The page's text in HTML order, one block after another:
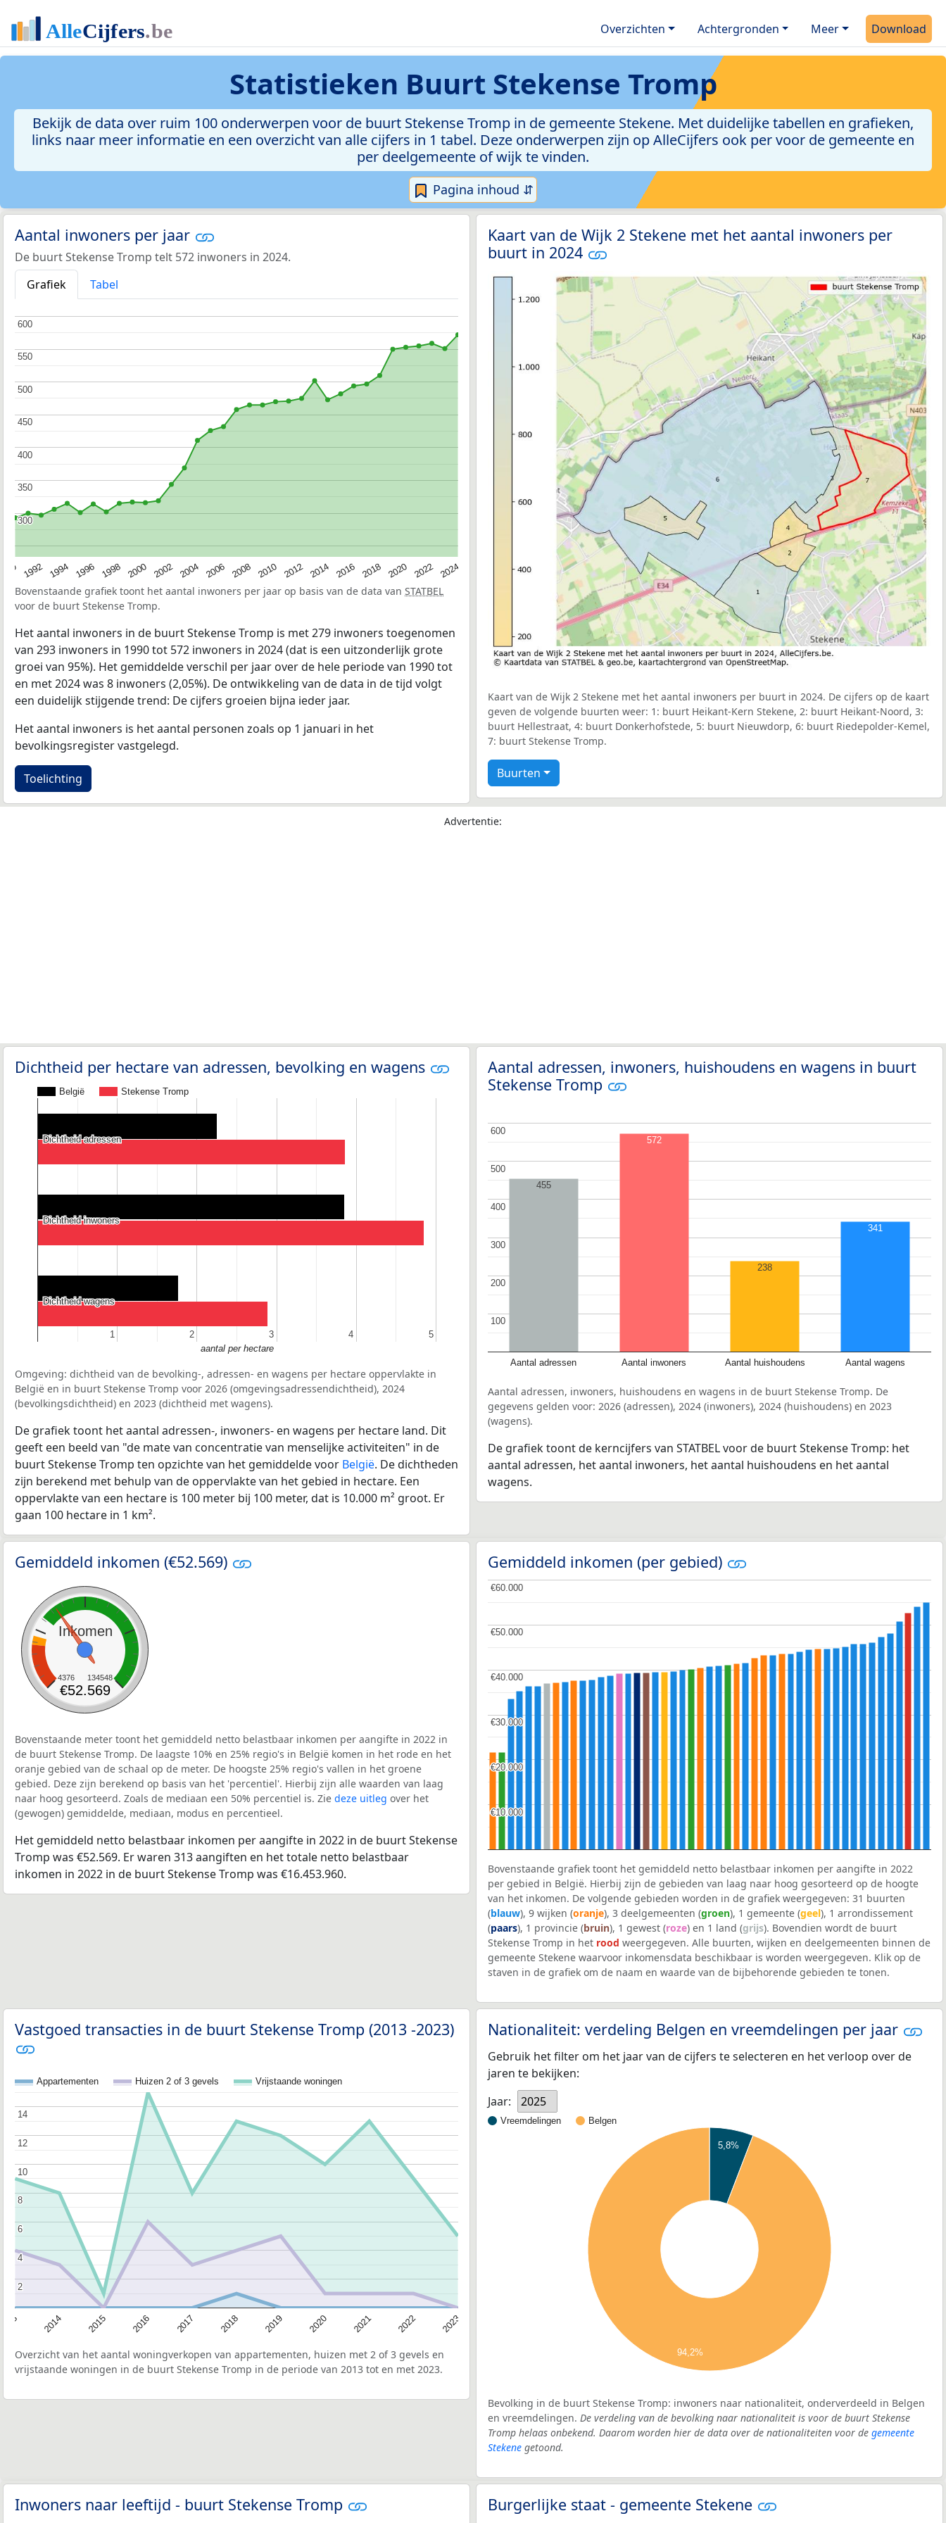
Overzichten Achtergronden Meer Download
Statistieken Buurt Stekense Tromp
Bekijk de data over ruim 100 onderwerpen voor de buurt Stekense Tromp in de gemeente Stekene. Met duidelijke tabellen en grafieken,
links naar meer informatie en een overzicht van alle cijfers in 1 tabel. Deze onderwerpen zijn op AlleCijfers ook per voor de gemeente en
per deelgemeente of wijk te vinden.
Pagina inhoud ⇵
Aantal inwoners per jaar
De buurt Stekense Tromp telt 572 inwoners in 2024.
Grafiek
Tabel
1992 1994 1996 1998 2000 2002 2004 2006 2008 2010 2012 2014 2016 2018 2020 2022 2024
300
300
350
350
400
400
450
450
500
500
550
550
600
600
Bovenstaande grafiek toont het aantal inwoners per jaar op basis van de data van STATBEL
voor de buurt Stekense Tromp.
Het aantal inwoners in de buurt Stekense Tromp is met 279 inwoners toegenomen
van 293 inwoners in 1990 tot 572 inwoners in 2024 (dat is een uitzonderlijk grote
groei van 95%). Het gemiddelde verschil per jaar over de hele periode van 1990 tot
en met 2024 was 8 inwoners (2,05%). De ontwikkeling van de data in de tijd volgt
een duidelijk stijgende trend: De cijfers groeien bijna ieder jaar.
Het aantal inwoners is het aantal personen zoals op 1 januari in het
bevolkingsregister vastgelegd.
Toelichting
Kaart van de Wijk 2 Stekene met het aantal inwoners per
buurt in 2024
Kaart van de Wijk 2 Stekene met het aantal inwoners per buurt in 2024. De cijfers op de kaart
geven de volgende buurten weer: 1: buurt Heikant-Kern Stekene, 2: buurt Heikant-Noord, 3:
buurt Hellestraat, 4: buurt Donkerhofstede, 5: buurt Nieuwdorp, 6: buurt Riedepolder-Kemel,
7: buurt Stekense Tromp.
Buurten
Advertentie:
Dichtheid per hectare van adressen, bevolking en wagens
België Stekense Tromp
11 2
2 3
3 4
4 5
5
Dichtheid adressen
Dichtheid adressen
Dichtheid inwoners
Dichtheid inwoners
Dichtheid wagens
Dichtheid wagens
aantal per hectare
Omgeving: dichtheid van de bevolking-, adressen- en wagens per hectare oppervlakte in
België en in buurt Stekense Tromp voor 2026 (omgevingsadressendichtheid), 2024
(bevolkingsdichtheid) en 2023 (dichtheid met wagens).
De grafiek toont het aantal adressen-, inwoners- en wagens per hectare land. Dit
geeft een beeld van "de mate van concentratie van menselijke activiteiten" in de
buurt Stekense Tromp ten opzichte van het gemiddelde voor België. De dichtheden
zijn berekend met behulp van de oppervlakte van het gebied in hectare. Een
oppervlakte van een hectare is 100 meter bij 100 meter, dat is 10.000 m² groot. Er
gaan 100 hectare in 1 km².
Aantal adressen, inwoners, huishoudens en wagens in buurt
Stekense Tromp
Aantal adressen Aantal inwoners Aantal huishoudens Aantal wagens
100
100
200
200
300
300
400
400
500
500
600
600
455
572
238
341
Aantal adressen, inwoners, huishoudens en wagens in de buurt Stekense Tromp. De
gegevens gelden voor: 2026 (adressen), 2024 (inwoners), 2024 (huishoudens) en 2023
(wagens).
De grafiek toont de kerncijfers van STATBEL voor de buurt Stekense Tromp: het
aantal adressen, het aantal inwoners, het aantal huishoudens en het aantal
wagens.
Gemiddeld inkomen (€52.569)
Inkomen
4376 134548
€52.569
Bovenstaande meter toont het gemiddeld netto belastbaar inkomen per aangifte in 2022 in
de buurt Stekense Tromp. De laagste 10% en 25% regio's in België komen in het rode en het
oranje gebied van de schaal op de meter. De hoogste 25% regio's vallen in het groene
gebied. Deze zijn berekend op basis van het 'percentiel'. Hierbij zijn alle waarden van laag
naar hoog gesorteerd. Zoals de mediaan een 50% percentiel is. Zie deze uitleg over het
(gewogen) gemiddelde, mediaan, modus en percentieel.
Het gemiddeld netto belastbaar inkomen per aangifte in 2022 in de buurt Stekense
Tromp was €52.569. Er waren 313 aangiften en het totale netto belastbaar
inkomen in 2022 in de buurt Stekense Tromp was €16.453.960.
Gemiddeld inkomen (per gebied)
€10.000
€10.000
€20.000
€20.000
€30.000
€30.000
€40.000
€40.000
€50.000
€50.000
€60.000
€60.000
Bovenstaande grafiek toont het gemiddeld netto belastbaar inkomen per aangifte in 2022
per gebied in België. Hierbij zijn de gebieden van laag naar hoog gesorteerd op de hoogte
van het inkomen. De volgende gebieden worden in de grafiek weergegeven: 31 buurten
(blauw), 9 wijken (oranje), 3 deelgemeenten (groen), 1 gemeente (geel), 1 arrondissement
(paars), 1 provincie (bruin), 1 gewest (roze) en 1 land (grijs). Bovendien wordt de buurt
Stekense Tromp in het rood weergegeven. Alle buurten, wijken en deelgemeenten binnen de
gemeente Stekene waarvoor inkomensdata beschikbaar is worden weergegeven. Klik op de
staven in de grafiek om de naam en waarde van de bijbehorende gebieden te tonen.
Vastgoed transacties in de buurt Stekense Tromp (2013 -2023)
Appartementen Huizen 2 of 3 gevels Vrijstaande woningen
2014 2015 2016 2017 2018 2019 2020 2021 2022 2023
2
2
4
4
6
6
8
8
10
10
12
12
14
14
Overzicht van het aantal woningverkopen van appartementen, huizen met 2 of 3 gevels en
vrijstaande woningen in de buurt Stekense Tromp in de periode van 2013 tot en met 2023.
Nationaliteit: verdeling Belgen en vreemdelingen per jaar
Gebruik het filter om het jaar van de cijfers te selecteren en het verloop over de
jaren te bekijken:
Jaar:
2025
Vreemdelingen Belgen
5,8%
94,2%
Bevolking in de buurt Stekense Tromp: inwoners naar nationaliteit, onderverdeeld in Belgen
en vreemdelingen. De verdeling van de bevolking naar nationaliteit is voor de buurt Stekense
Tromp helaas onbekend. Daarom worden hier de data over de nationaliteiten voor de gemeente
Stekene getoond.
Inwoners naar leeftijd - buurt Stekense Tromp Burgerlijke staat - gemeente Stekene